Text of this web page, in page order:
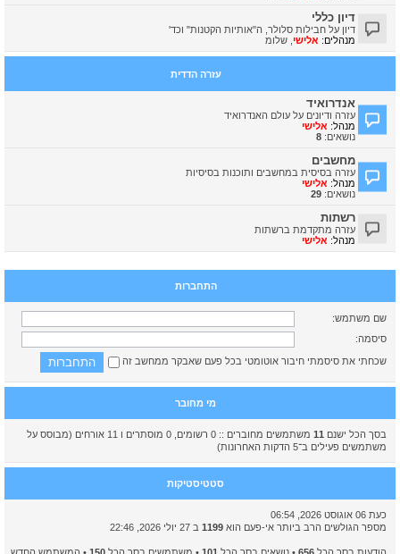
דיון כללי
דיון על חבילות סלולר, ה"אותיות הקטנות" וכד'
מנהלים: אלישי שלומ
עזרה הדדית
אנדרואיד
עזרה ודיונים על עולם האנדרואיד
מנהל: אלישי
נושאים: 8
מחשבים
עזרה בסיסית במחשבים ותוכנות בסיסיות
מנהל: אלישי
נושאים: 29
רשתות
עזרה מתקדמת ברשתות
מנהל: אלישי
התחברות
שם משתמש:
סיסמה:
שכחתי את סיסמתי חיבור אוטומטי בכל פעם שאבקר ממחשב זה
מי מחובר
בסך הכל ישנם 11
משתמשים מחוברים :: 0 רשומים, 0 מוסתרים ו 11 אורחים (מבוסס על
משתמשים פעילים ב־5 הדקות האחרונות)
סטטיסטיקות
כעת 06 אוגוסט 2026, 06:54
מספר הגולשים הרב ביותר אי-פעם הוא 1199 ב 27 יולי 2026, 22:46